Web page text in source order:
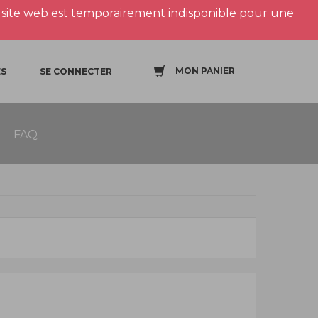
web est temporairement indisponible pour une
SE CONNECTER MON PANIER
FAQ